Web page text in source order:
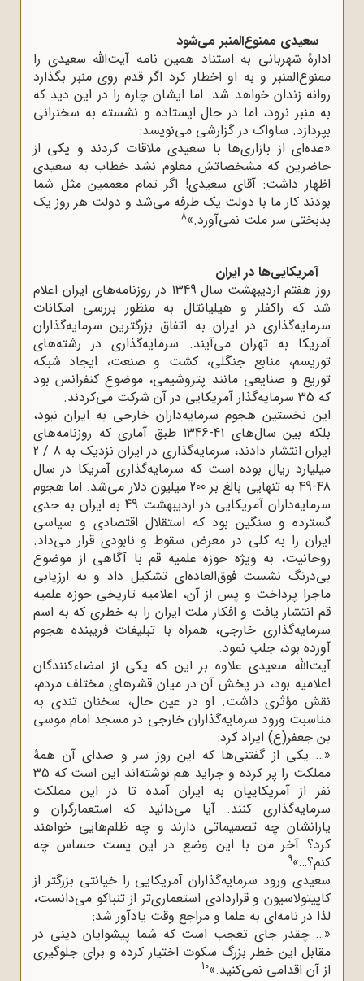
سعیدی ممنوع‌المنبر می‌شود
ادارۀ شهربانی به استناد همین نامه آیت‌الله سعیدی را
ممنوع‌المنبر و به او اخطار کرد اگر قدم روی منبر بگذارد
روانه زندان خواهد شد. اما ایشان چاره را در این دید که
به منبر نرود، اما در حال ایستاده و نشسته به سخنرانی
بپردازد. ساواک در گزارشی می‌نویسد:
«عده‌ای از بازاری‌ها با سعیدی ملاقات کردند و یکی از
حاضرین که مشخصاتش معلوم نشد خطاب به سعیدی
اظهار داشت: آقای سعیدی! اگر تمام معممین مثل شما
بودند کار ما با دولت یک طرفه می‌شد و دولت هر روز یک
بدبختی سر ملت نمی‌آورد.»8
آمریکایی‌ها در ایران
روز هفتم اردیبهشت سال 1349 در روزنامه‌های ایران اعلام
شد که راکفلر و هیلیانتال به منظور بررسی امکانات
سرمایه‌گذاری در ایران به اتفاق بزرگترین سرمایه‌گذاران
آمریکا به تهران می‌آیند. سرمایه‌گذاری در رشته‌های
توریسم، منابع جنگلی، کشت و صنعت، ایجاد شبکه
توزیع و صنایعی مانند پتروشیمی، موضوع کنفرانس بود
که 35 سرمایه‌گذار آمریکایی در آن شرکت می‌کردند.
این نخستین هجوم سرمایه‌داران خارجی به ایران نبود،
بلکه بین سال‌های 41-1346 طبق آماری که روزنامه‌های
ایران انتشار دادند، سرمایه‌گذاری در ایران نزدیک به 8 / 2
میلیارد ریال بوده است که سرمایه‌گذاری آمریکا در سال
48-49 به تنهایی بالغ بر 200 میلیون دلار می‌شد. اما هجوم
سرمایه‌داران آمریکایی در اردیبهشت 49 به ایران به حدی
گسترده و سنگین بود که استقلال اقتصادی و سیاسی
ایران را به کلی در معرض سقوط و نابودی قرار می‌داد.
روحانیت، به ‌ویژه حوزه علمیه قم با آگاهی از موضوع
بی‌درنگ نشست فوق‌العاده‌ای تشکیل داد و به ارزیابی
ماجرا پرداخت و پس از آن، اعلامیه تاریخی حوزه علمیه
قم انتشار یافت و افکار ملت ایران را به خطری که به اسم
سرمایه‌گذاری خارجی، همراه با تبلیغات فریبنده هجوم
آورده بود، جلب نمود.
آیت‌الله سعیدی علاوه بر این که یکی از امضاءکنندگان
اعلامیه بود، در پخش آن در میان قشرهای مختلف مردم،
نقش مؤثری داشت. او در عین حال، سخنان تندی به
مناسبت ورود سرمایه‌گذاران خارجی در مسجد امام موسی
بن جعفر(ع) ایراد کرد:
«… یکی از گفتنی‌ها که این روز سر و صدای آن همۀ
مملکت را پر کرده و جراید هم نوشته‌اند این است که 35
نفر از آمریکاییان به ایران آمده تا در این مملکت
سرمایه‌گذاری کنند. آیا می‌دانید که استعمارگران و
یارانشان چه تصمیماتی دارند و چه ظلم‌هایی خواهند
کرد؟ آخر من با این وضع در این پست حساس چه
کنم؟…»9
سعیدی ورود سرمایه‌گذاران آمریکایی را خیانتی بزرگتر از
کاپیتولاسیون و قراردادی استعماری‌تر از تنباکو می‌دانست،
لذا در نامه‌ای به علما و مراجع وقت یادآور شد:
«… چقدر جای تعجب است که شما پیشوایان دینی در
مقابل این خطر بزرگ سکوت اختیار کرده و برای جلوگیری
از آن اقدامی نمی‌کنید.»10